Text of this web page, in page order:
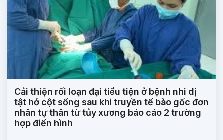
Cải thiện rối loạn đại tiểu tiện ở bệnh nhi dị
tật hở cột sống sau khi truyền tế bào gốc đơn
nhân tự thân từ tủy xương báo cáo 2 trường
hợp điển hình